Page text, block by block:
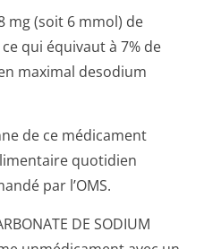
mg (soit 6 mmol) de
qui équivaut à 7% de
maximal desodium
de ce médicament
quotidien
par l’OMS.
DE SODIUM